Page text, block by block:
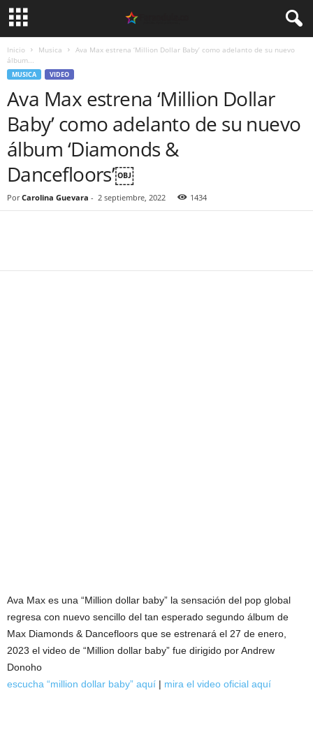
Inicio Musica
Ava Max estrena ‘Million Dollar Baby’ como adelanto de su nuevo
álbum...
MUSICA VIDEO
Ava Max estrena ‘Million Dollar
Baby’ como adelanto de su nuevo
álbum ‘Diamonds &
Dancefloors’￼
Por Carolina Guevara - 2 septiembre, 2022 1434
Ava Max es una “Million dollar baby” la sensación del pop global
regresa con nuevo sencillo del tan esperado segundo álbum de
Max Diamonds & Dancefloors que se estrenará el 27 de enero,
2023 el video de “Million dollar baby” fue dirigido por Andrew
Donoho
escucha “million dollar baby” aquí | mira el video oficial aquí